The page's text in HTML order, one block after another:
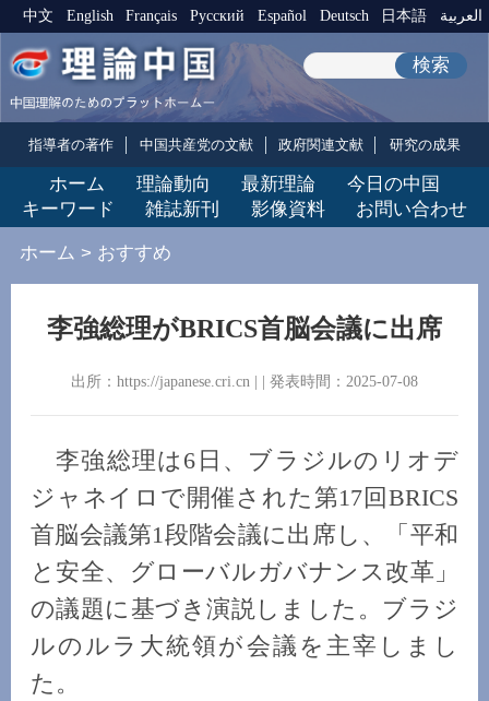
中文 English Français Pусский Español Deutsch 日本語 العربية
検索
指導者の著作 中国共産党の文献 政府関連文献 研究の成果
ホーム 理論動向 最新理論
今日の中国
キーワード
雑誌新刊 影像資料 お問い合わせ
ホーム > おすすめ
李強総理がBRICS首脳会議に出席
出所：https://japanese.cri.cn | | 発表時間：2025-07-08
李強総理は6日、ブラジルのリオデ
ジャネイロで開催された第17回BRICS
首脳会議第1段階会議に出席し、「平和
と安全、グローバルガバナンス改革」
の議題に基づき演説しました。ブラジ
ルのルラ大統領が会議を主宰しまし
た。